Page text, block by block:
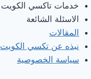
خدمات تاكسي الكويت
الاسئلة الشائعة
المقالات
نبذه عن تكسي الكويت
سياسة الخصوصية